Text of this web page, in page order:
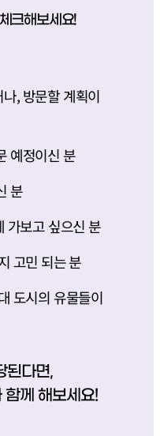
크해보세요!
, 방문할 계획이
예정이신 분
분
가보고 싶으신 분
고민 되는 분
도시의 유물들이
된다면,
함께 해보세요!